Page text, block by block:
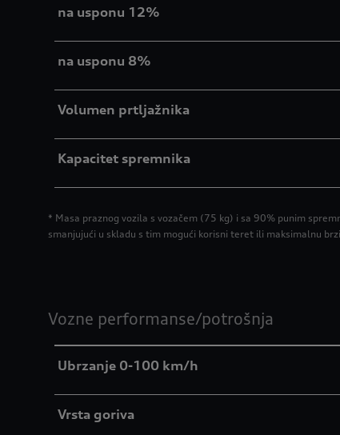
na usponu 12%
na usponu 8%
Volumen prtljažnika
Kapacitet spremnika
* Masa praznog vozila s vozačem (75 kg) i sa 90% punim
smanjujući u skladu s tim mogući korisni teret ili maksimalnu
Vozne performanse/potrošnja
Ubrzanje 0-100 km/h
Vrsta goriva